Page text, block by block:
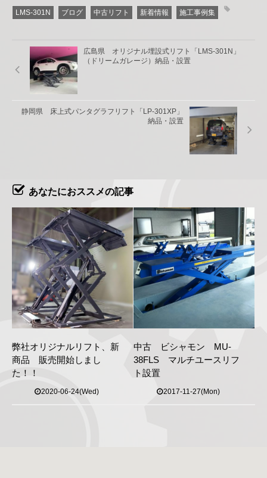
LMS-301N ブログ 中古リフト 新着情報 施工事例集
広島県 オリジナル埋設式リフト「LMS-301N」
（ドリームガレージ）納品・設置
静岡県 床上式パンタグラフリフト「LP-301XP」
納品・設置
あなたにおススメの記事
弊社オリジナルリフト、新
商品 販売開始しまし
た！！
2020-06-24(Wed)
中古 ビシャモン MU-
38FLS マルチユースリフ
ト設置
2017-11-27(Mon)